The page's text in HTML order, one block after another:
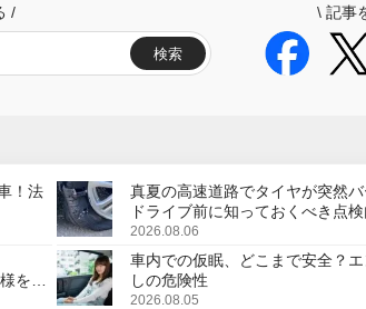
/
検索
\ 記事
！法
真夏の高速道路でタイヤが突然
ドライブ前に知っておくべき点
2026.08.06
を変
車内での仮眠、どこまで安全？
しの危険性
2026.08.05